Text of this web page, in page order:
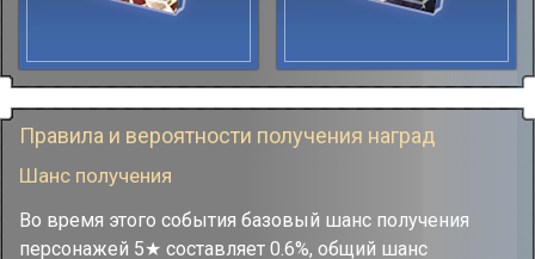
Правила и вероятности получения наград
Шанс получения
Во время этого события базовый шанс получения
персонажей 5★ составляет 0.6%, общий шанс